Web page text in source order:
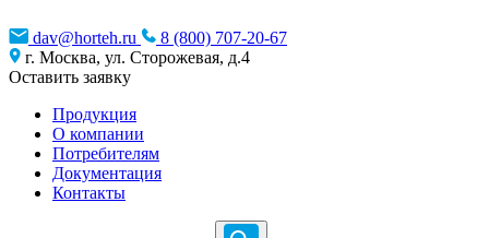
dav@horteh.ru
8 (800) 707-20-67
г. Москва, ул. Сторожевая, д.4
Оставить заявку
Продукция
О компании
Потребителям
Документация
Контакты